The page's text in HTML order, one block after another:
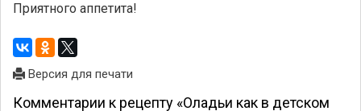
Приятного аппетита!
Версия для печати
Комментарии к рецепту «Оладьи как в детском